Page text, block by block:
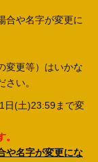
合や名字が変更に
変更等）はいかな
い。
日(土)23:59まで変
や名字が変更にな